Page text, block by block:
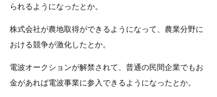
られるようになったとか。
株式会社が農地取得ができるようになって、農業分野に
おける競争が激化したとか。
電波オークションが解禁されて、普通の民間企業でもお
金があれば電波事業に参入できるようになったとか。